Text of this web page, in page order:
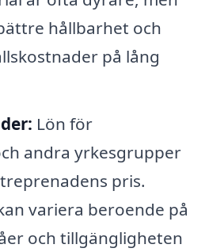
hållbarhet och
på lång
Lön för
andra yrkesgrupper
pris.
variera beroende på
och tillgängligheten